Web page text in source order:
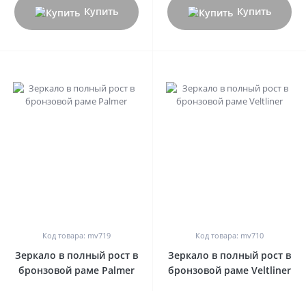
Купить Купить
Код товара: mv719
Зеркало в полный рост в
бронзовой раме Palmer
Код товара: mv710
Зеркало в полный рост в
бронзовой раме Veltliner